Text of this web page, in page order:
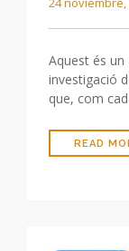
Aquest és
investigació
que, com
READ